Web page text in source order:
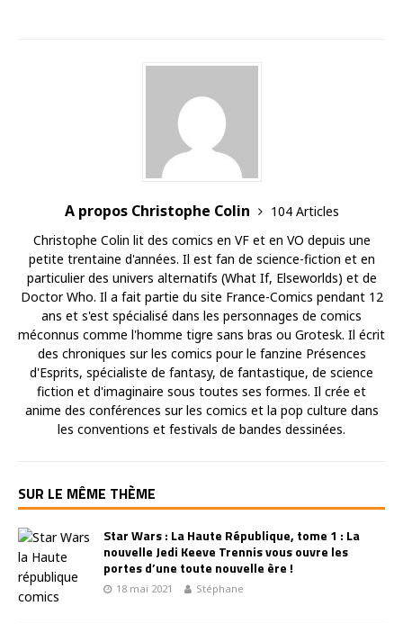
A propos Christophe Colin
104 Articles
Christophe Colin lit des comics en VF et en VO depuis une
petite trentaine d'années. Il est fan de science-fiction et en
particulier des univers alternatifs (What If, Elseworlds) et de
Doctor Who. Il a fait partie du site France-Comics pendant 12
ans et s'est spécialisé dans les personnages de comics
méconnus comme l'homme tigre sans bras ou Grotesk. Il écrit
des chroniques sur les comics pour le fanzine Présences
d'Esprits, spécialiste de fantasy, de fantastique, de science
fiction et d'imaginaire sous toutes ses formes. Il crée et
anime des conférences sur les comics et la pop culture dans
les conventions et festivals de bandes dessinées.
SUR LE MÊME THÈME
Star Wars : La Haute République, tome 1 : La
nouvelle Jedi Keeve Trennis vous ouvre les
portes d’une toute nouvelle ère !
18 mai 2021 Stéphane